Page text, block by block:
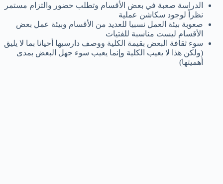
الدراسة صعبة في بعض الأقسام وتطلب حضور والتزام مستمر
نظراً لوجود سكاشن عملية
صعوبة بيئة العمل نسبيا للعديد من الأقسام وبيئة عمل بعض
الأقسام ليست مناسبة للفتيات
سوء ثقافة البعض بقيمة الكلية ووصف دارسيها أحيانا بما لا يليق
(ولكن هذا لا يعيب الكلية وإنما يعيب سوء جهل البعض بمدى
أهميتها)